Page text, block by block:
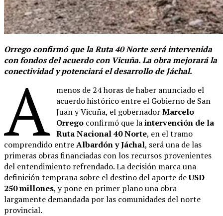
Orrego confirmó que la Ruta 40 Norte será intervenida
con fondos del acuerdo con Vicuña. La obra mejorará la
conectividad y potenciará el desarrollo de Jáchal.
A
menos de 24 horas de haber anunciado el
acuerdo histórico entre el Gobierno de San
Juan y Vicuña, el gobernadorMarcelo
Orrego confirmó que laintervención de la
Ruta Nacional 40 Norte, en el tramo
comprendido entreAlbardón y Jáchal, será una de las
primeras obras financiadas con los recursos provenientes
del entendimiento refrendado. La decisión marca una
definición temprana sobre el destino del aporte deUSD
250 millones, y pone en primer plano una obra
largamente demandada por las comunidades del norte
provincial.